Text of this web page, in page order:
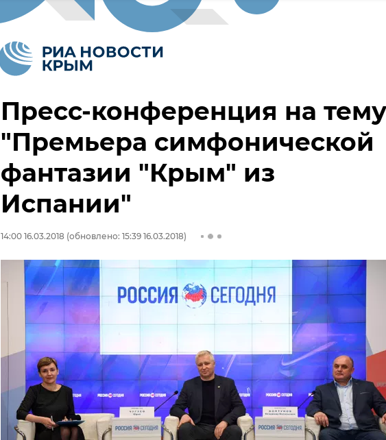
Пресс-конференция на
"Премьера симфонической
фантазии "Крым" из
Испании"
14:00 16.03.2018 (обновлено: 15:39 16.03.2018)